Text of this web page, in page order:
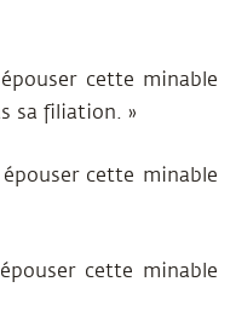
cette minable
sa filiation. »
cette minable
cette minable